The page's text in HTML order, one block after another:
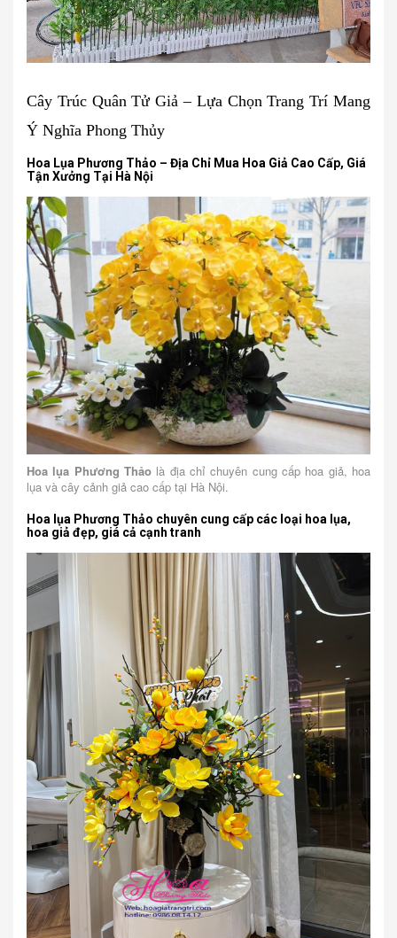
Cây Trúc Quân Tử Giả – Lựa Chọn Trang Trí Mang
Ý Nghĩa Phong Thủy
Hoa Lụa Phương Thảo – Địa Chỉ Mua Hoa Giả Cao Cấp, Giá
Tận Xưởng Tại Hà Nội
Hoa lụa Phương Thảo là địa chỉ chuyên cung cấp hoa giả, hoa
lụa và cây cảnh giả cao cấp tại Hà Nội.
Hoa lụa Phương Thảo chuyên cung cấp các loại hoa lụa,
hoa giả đẹp, giá cả cạnh tranh